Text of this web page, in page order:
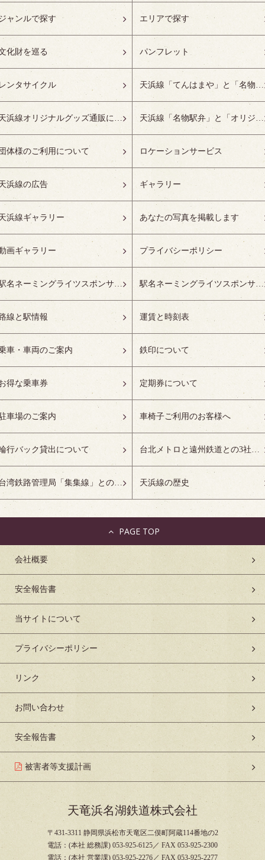
ャンルで探す エリアで探す
化財を巡る パンフレット
ンタサイクル 天浜線「てんはまや」と「名物駅弁」について
天浜線オリジナルグッズ通販について 天浜線「名物駅弁」と「オリジナルグッズ」
体様のご利用について ロケーションサービス
浜線の広告 ギャラリー
浜線ギャラリー あなたの写真を掲載します
画ギャラリー プライバシーポリシー
駅名ネーミングライツスポンサーの募集開始 駅名ネーミングライツスポンサー紹介
線と駅情報 運賃と時刻表
車・車両のご案内 鉄印について
得な乗車券 定期券について
車場のご案内 車椅子ご利用のお客様へ
行バック貸出について 台北メトロと遠州鉄道との3社友好協定について
台湾鉄路管理局「集集線」との姉妹鉄道協定について 天浜線の歴史
会社概要
安全報告書
当サイトについて
プライバシーポリシー
リンク
お問い合わせ
安全報告書
被害者等支援計画
天竜浜名湖鉄道株式会社
〒431-3311 静岡県浜松市天竜区二俣町阿蔵114番地の2
電話：(本社 総務課) 053-925-6125／ FAX 053-925-2300
電話：(本社 営業課) 053-925-2276／ FAX 053-925-2277
PAGE TOP